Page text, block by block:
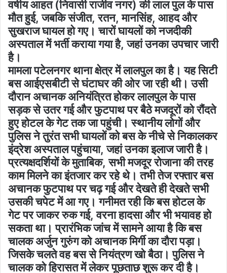
वर्षीय आहत (निवासी राजीव नगर) की लाल पुल के पास
मौत हुई, जबकि संजीत, रतन, मानसिंह, आहद और
सुखराज घायल हो गए। चारों घायलों को नजदीकी
अस्पताल में भर्ती कराया गया है, जहां उनका उपचार जारी
है।
मामला पटेलनगर थाना क्षेत्र में लालपुल का है। यह सिटी
बस आईएसबीटी से घंटाघर की ओर जा रही थी। उसी
दौरान अचानक अनियंत्रित होकर लालपुल के पास
सड़क से उतर गई और फुटपाथ पर बैठे मजदूरों को रौंदते
हुए होटल के गेट तक जा पहुंची। स्थानीय लोगों और
पुलिस ने तुरंत सभी घायलों को बस के नीचे से निकालकर
इंद्रेश अस्पताल पहुंचाया, जहां उनका इलाज जारी है।
प्रत्यक्षदर्शियों के मुताबिक, सभी मजदूर रोजाना की तरह
काम मिलने का इंतजार कर रहे थे। तभी तेज रफ्तार बस
अचानक फुटपाथ पर चढ़ गई और देखते ही देखते सभी
उसकी चपेट में आ गए। गनीमत रही कि बस होटल के
गेट पर जाकर रुक गई, वरना हादसा और भी भयावह हो
सकता था। प्रारंभिक जांच में सामने आया है कि बस
चालक अर्जुन गुरुंग को अचानक मिर्गी का दौरा पड़ा।
जिसके चलते वह बस से नियंत्रण खो बैठा। पुलिस ने
चालक को हिरासत में लेकर पूछताछ शुरू कर दी है।